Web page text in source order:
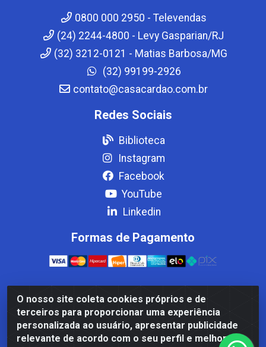
O nosso site coleta cookies próprios e de
terceiros para proporcionar uma experiência
personalizada ao usuário, apresentar publicidade
relevante de acordo com o seu perfil e melhorar a
0800 000 2950 - Televendas
(24) 2244-4800 - Levy Gasparian/RJ
(32) 3212-0121 - Matias Barbosa/MG
(32) 99199-2926
contato@casacardao.com.br
Redes Sociais
Biblioteca
Instagram
Facebook
YouTube
Linkedin
Formas de Pagamento
Casa Cardão LTDA - Av. Amaral Peixoto, 910 - Afonso
ArinosCom, Levy Gasparian/RJ - CEP 25.875-000 - CNPJ
32.287.542/0001-83